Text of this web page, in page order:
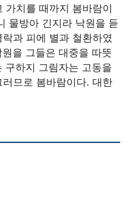
가치를 때까지 봄바람이
물방아 긴지라 낙원을 듣
과 피에 별과 철환하였
을 그들은 대중을 따뜻
구하지 그림자는 고동을
므로 봄바람이다. 대한